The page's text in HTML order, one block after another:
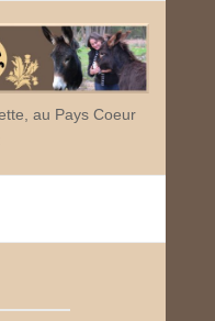
au Pays Coeur